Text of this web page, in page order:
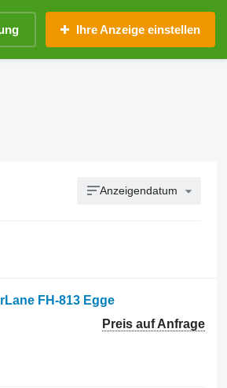
Ihre Anzeige einstellen
Anzeigendatum
FH-813 Egge
Preis auf Anfrage